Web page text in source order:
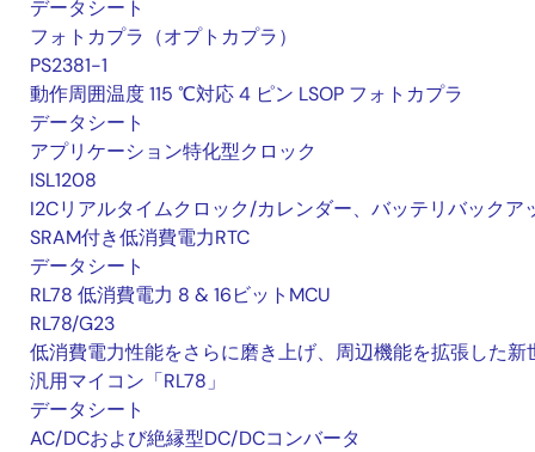
データシート
フォトカプラ（オプトカプラ）
PS2381-1
動作周囲温度 115 ℃対応 4 ピン LSOP フォトカプラ
データシート
アプリケーション特化型クロック
ISL1208
I2Cリアルタイムクロック/カレンダー、バッテリバックア
SRAM付き低消費電力RTC
データシート
RL78 低消費電力 8 & 16ビットMCU
RL78/G23
低消費電力性能をさらに磨き上げ、周辺機能を拡張した新
汎用マイコン「RL78」
データシート
AC/DCおよび絶縁型DC/DCコンバータ